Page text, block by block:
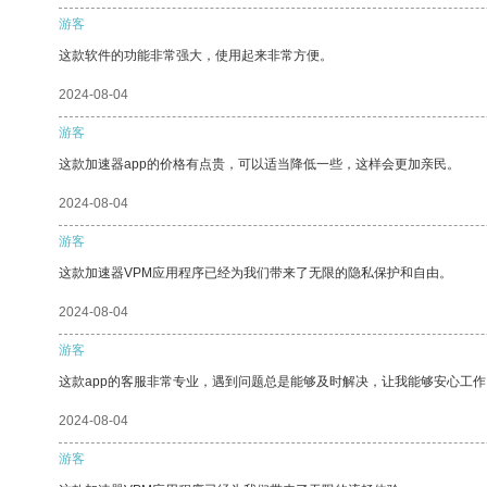
游客
这款软件的功能非常强大，使用起来非常方便。
2024-08-04
游客
这款加速器app的价格有点贵，可以适当降低一些，这样会更加亲民。
2024-08-04
游客
这款加速器VPM应用程序已经为我们带来了无限的隐私保护和自由。
2024-08-04
游客
这款app的客服非常专业，遇到问题总是能够及时解决，让我能够安心工
2024-08-04
游客